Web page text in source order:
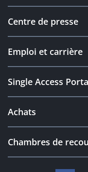
Centre de presse
Emploi et carrière
Single Access
Achats
Chambres de